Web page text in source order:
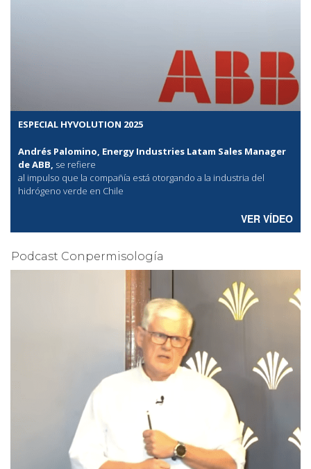
ESPECIAL HYVOLUTION 2025
Andrés Palomino, Energy Industries Latam Sales Manager
de ABB, se refiere
al impulso que la compañía está otorgando a la industria del
hidrógeno verde en Chile
VER VÍDEO
Podcast Conpermisología